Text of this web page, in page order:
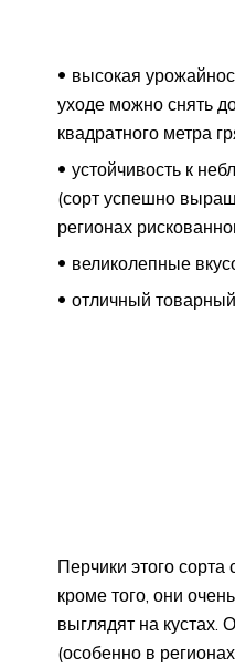
высокая
уходе можно снять
квадратного метра
устойчивость к
(сорт успешно
регионах
великолепные
отличный товарный
Перчики этого сорта
кроме того, они
выглядят на кустах.
(особенно в